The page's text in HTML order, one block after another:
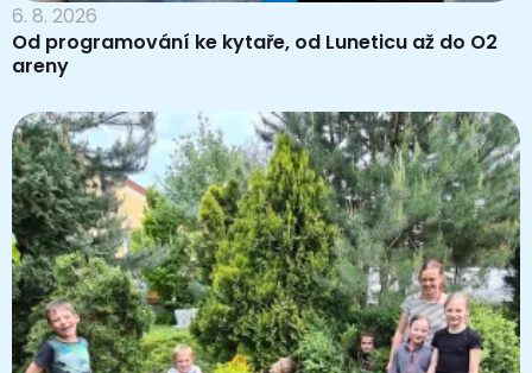
6. 8. 2026
Od programování ke kytaře, od Luneticu až do O2
areny